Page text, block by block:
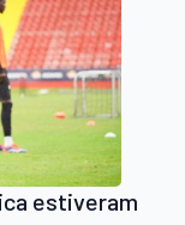
estiveram